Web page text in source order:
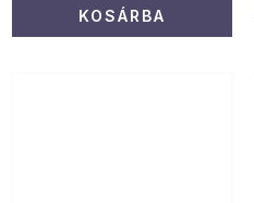
KOSÁRBA